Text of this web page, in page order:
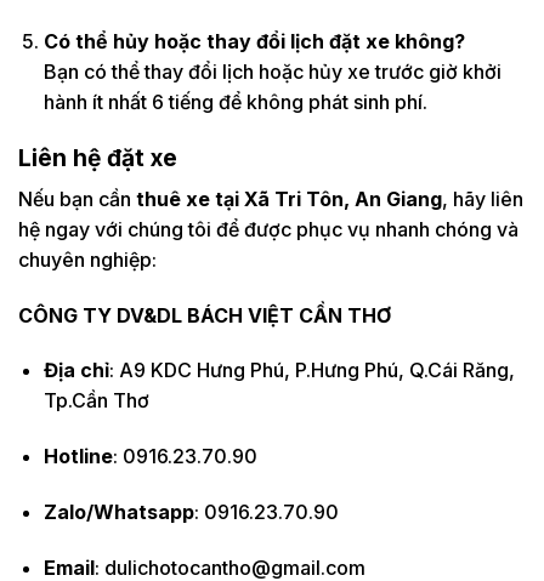
Có thể hủy hoặc thay đổi lịch đặt xe không?
Bạn có thể thay đổi lịch hoặc hủy xe trước giờ khởi
hành ít nhất 6 tiếng để không phát sinh phí.
Liên hệ đặt xe
Nếu bạn cần thuê xe tại Xã Tri Tôn, An Giang, hãy liên
hệ ngay với chúng tôi để được phục vụ nhanh chóng và
chuyên nghiệp:
CÔNG TY DV&DL BÁCH VIỆT CẦN THƠ
Địa chỉ: A9 KDC Hưng Phú, P.Hưng Phú, Q.Cái Răng,
Tp.Cần Thơ
Hotline: 0916.23.70.90
Zalo/Whatsapp: 0916.23.70.90
Email: dulichotocantho@gmail.com